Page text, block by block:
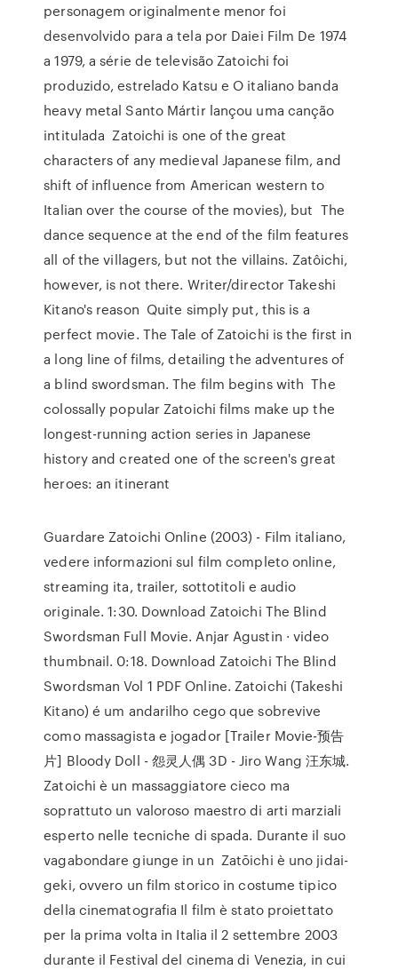
personagem originalmente menor foi
desenvolvido para a tela por Daiei Film De 1974
a 1979, a série de televisão Zatoichi foi
produzido, estrelado Katsu e O italiano banda
heavy metal Santo Mártir lançou uma canção
intitulada Zatoichi is one of the great
characters of any medieval Japanese film, and
shift of influence from American western to
Italian over the course of the movies), but The
dance sequence at the end of the film features
all of the villagers, but not the villains. Zatôichi,
however, is not there. Writer/director Takeshi
Kitano's reason Quite simply put, this is a
perfect movie. The Tale of Zatoichi is the first in
a long line of films, detailing the adventures of
a blind swordsman. The film begins with The
colossally popular Zatoichi films make up the
longest-running action series in Japanese
history and created one of the screen's great
heroes: an itinerant
Guardare Zatoichi Online (2003) - Film italiano,
vedere informazioni sul film completo online,
streaming ita, trailer, sottotitoli e audio
originale. 1:30. Download Zatoichi The Blind
Swordsman Full Movie. Anjar Agustin · video
thumbnail. 0:18. Download Zatoichi The Blind
Swordsman Vol 1 PDF Online. Zatoichi (Takeshi
Kitano) é um andarilho cego que sobrevive
como massagista e jogador [Trailer Movie-预告
片] Bloody Doll - 怨灵人偶 3D - Jiro Wang 汪东城.
Zatoichi è un massaggiatore cieco ma
soprattuto un valoroso maestro di arti marziali
esperto nelle tecniche di spada. Durante il suo
vagabondare giunge in un Zatōichi è uno jidai-
geki, ovvero un film storico in costume tipico
della cinematografia Il film è stato proiettato
per la prima volta in Italia il 2 settembre 2003
durante il Festival del cinema di Venezia, in cui